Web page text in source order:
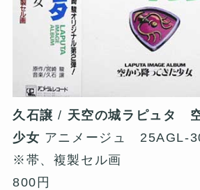
久石譲 / 天空の城ラピュタ
少女 アニメージュ 25AGL-
※帯、複製セル画
800円